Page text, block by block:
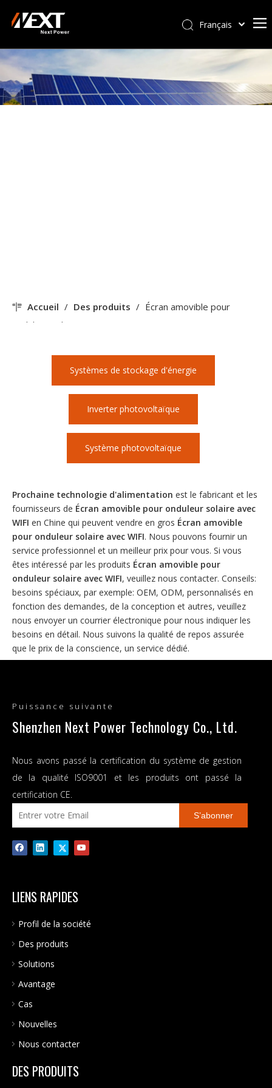
Français
Kiswahili
ไทย
Italiano
Accueil / Des produits / Écran amovible pour
onduleur solaire avec WIFI
Systèmes de stockage d'énergie
Inverter photovoltaïque
Système photovoltaïque
Prochaine technologie d'alimentation est le fabricant et les
fournisseurs de Écran amovible pour onduleur solaire avec
WIFI en Chine qui peuvent vendre en gros Écran amovible
pour onduleur solaire avec WIFI. Nous pouvons fournir un
service professionnel et un meilleur prix pour vous. Si vous
êtes intéressé par les produits Écran amovible pour
onduleur solaire avec WIFI, veuillez nous contacter. Conseils:
besoins spéciaux, par exemple: OEM, ODM, personnalisés en
fonction des demandes, de la conception et autres, veuillez
nous envoyer un courrier électronique pour nous indiquer les
besoins en détail. Nous suivons la qualité de repos assurée
que le prix de la conscience, un service dédié.
Puissance suivante
Shenzhen Next Power Technology Co., Ltd.
Nous avons passé la certification du système de gestion
de la qualité ISO9001 et les produits ont passé la
certification CE.
S’abonner
LIENS RAPIDES
Profil de la société
Des produits
Solutions
Avantage
Cas
Nouvelles
Nous contacter
DES PRODUITS